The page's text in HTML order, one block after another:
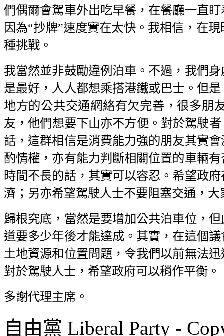
們偶爾會駕車外出吃早餐，在餐廳一直
因為“抄牌”速度實在太快。我相信，在
種挑戰。
我當然並非鼓勵違例泊車。不過，我們
是最好，人人都想乘搭港鐵或巴士。但
地方的公共交通網絡有欠完善，很多朋
友，他們想要下山亦不方便。對於駕駛
話，這群相信是消費能力強的朋友其實
酌情權，亦有能力判斷相關位置的車輛
時間不長的話，其實可以容忍。希望政
濟；另亦希望駕駛人士不要阻塞交通，
歸根究底，當然是要增加公共泊車位，
道要多少年後才能達成。其實，在這個
土地資源和位置問題，令我們以前無法
對於駕駛人士，希望政府可以稍作平衡。
多謝代理主席。
自由黨 Liberal Party -